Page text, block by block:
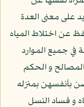
على معنى العدة
عن اختلاط المياه
في جميع الموارد
المصالح و الحكم
بأنفسهن بمنزله
و فساد النسل